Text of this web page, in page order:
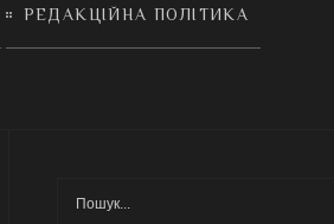
РЕДАКЦІЙНА ПОЛІТИКА